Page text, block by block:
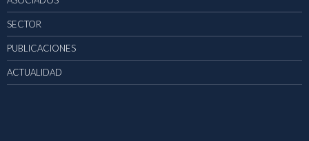
SECTOR
PUBLICACIONES
ACTUALIDAD